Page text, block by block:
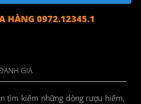
HÀNG 0972.12345.1
GIÁ
tìm kiếm những dòng rượu hiếm,